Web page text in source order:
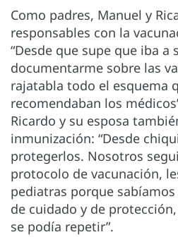
Como padres, Manuel y
responsables con la
“Desde que supe que iba a
documentarme sobre las
rajatabla todo el esquema
recomendaban los
Ricardo y su esposa
inmunización: “Desde
protegerlos. Nosotros
protocolo de vacunación,
pediatras porque
de cuidado y de
se podía repetir”.